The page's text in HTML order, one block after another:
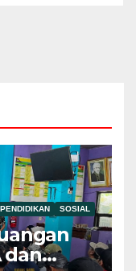
PENDIDIKAN SOSIAL
dan